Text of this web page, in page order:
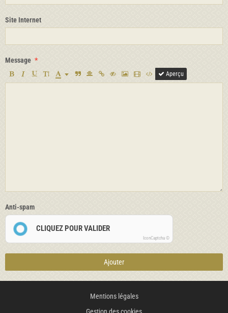
Site Internet
Message
Aperçu
Anti-spam
CLIQUEZ POUR VALIDER
IconCaptcha ©
Ajouter
Mentions légales